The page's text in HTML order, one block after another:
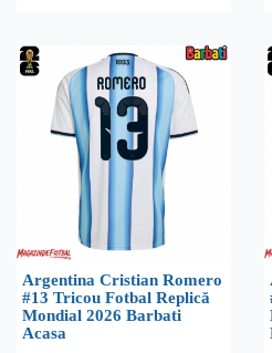
Argentina Cristian Romero
#13 Tricou Fotbal Replică
Mondial 2026 Barbati
Acasa